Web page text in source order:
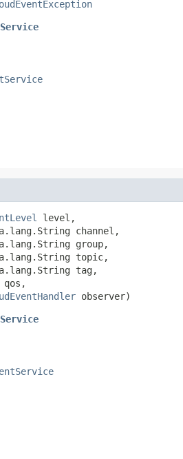
level,
channel,
group,
topic,
tag,
qos,
observer)